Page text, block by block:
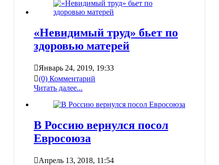
«Невидимый труд» бьет по
здоровью матерей
Январь 24, 2019, 19:33
(0) Комментарий
Читать далее...
В Россию вернулся посол
Евросоюза
Апрель 13, 2018, 11:54